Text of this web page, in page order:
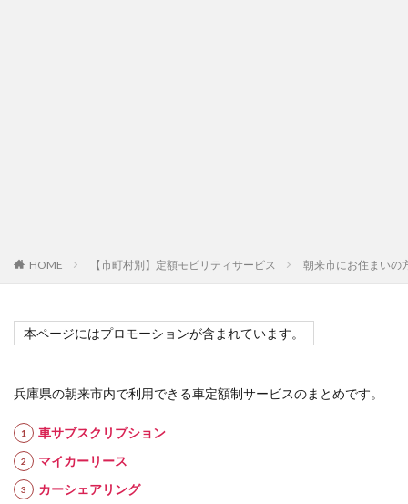
HOME 【市町村別】定額モビリティサービス 朝来市にお住まいの
本ページにはプロモーションが含まれています。
兵庫県の朝来市内で利用できる車定額制サービスのまとめです。
車サブスクリプション
マイカーリース
カーシェアリング